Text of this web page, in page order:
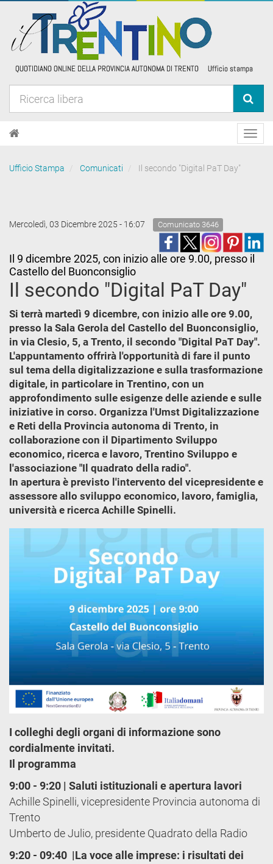
Ufficio Stampa Comunicati Il secondo "Digital PaT Day"
Mercoledì, 03 Dicembre 2025 - 16:07 Comunicato 3646
Il 9 dicembre 2025, con inizio alle ore 9.00, presso il
Castello del Buonconsiglio
Il secondo "Digital PaT Day"
Si terrà martedì 9 dicembre, con inizio alle ore 9.00,
presso la Sala Gerola del Castello del Buonconsiglio,
in via Clesio, 5, a Trento, il secondo "Digital PaT Day".
L'appuntamento offrirà l'opportunità di fare il punto
sul tema della digitalizzazione e sulla trasformazione
digitale, in particolare in Trentino, con un
approfondimento sulle esigenze delle aziende e sulle
iniziative in corso. Organizza l'Umst Digitalizzazione
e Reti della Provincia autonoma di Trento, in
collaborazione con il Dipartimento Sviluppo
economico, ricerca e lavoro, Trentino Sviluppo e
l'associazione "Il quadrato della radio".
In apertura è previsto l'intervento del vicepresidente e
assessore allo sviluppo economico, lavoro, famiglia,
università e ricerca Achille Spinelli.
I colleghi degli organi di informazione sono
cordialmente invitati.
Il programma
9:00 - 9:20 | Saluti istituzionali e apertura lavori
Achille Spinelli, vicepresidente Provincia autonoma di
Trento
Umberto de Julio, presidente Quadrato della Radio
9:20 - 09:40 |La voce alle imprese: i risultati dei